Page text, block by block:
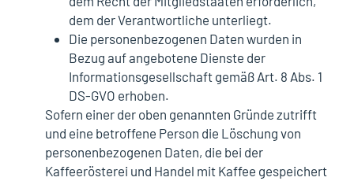
dem der Verantwortliche unterliegt.
Die personenbezogenen Daten wurden in
Bezug auf angebotene Dienste der
Informationsgesellschaft gemäß Art. 8 Abs. 1
DS-GVO erhoben.
Sofern einer der oben genannten Gründe zutrifft
und eine betroffene Person die Löschung von
personenbezogenen Daten, die bei der
Kaffeerösterei und Handel mit Kaffee gespeichert